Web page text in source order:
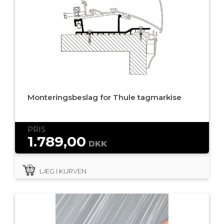
Monteringsbeslag for Thule tagmarkise
PRIS
1.789,00 DKK
LÆG I KURVEN